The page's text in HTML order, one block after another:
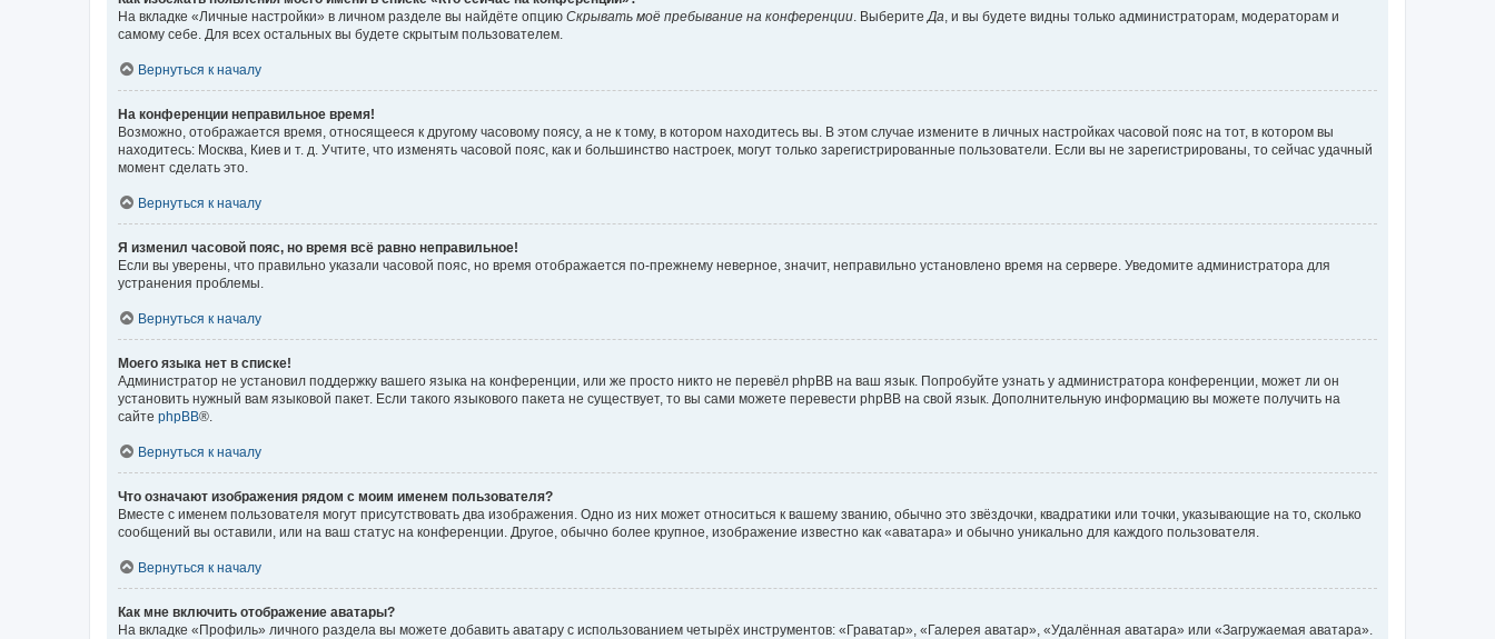
На вкладке «Личные настройки» в личном разделе вы найдёте опцию Скрывать моё пребывание на конференции. ВыберитеДа, и вы будете видны только администраторам, модераторам и
самому себе. Для всех остальных вы будете скрытым пользователем.
Вернуться к началу
На конференции неправильное время!
Возможно, отображается время, относящееся к другому часовому поясу, а не к тому, в котором находитесь вы. В этом случае измените в личных настройках часовой пояс на тот, в котором вы
находитесь: Москва, Киев и т. д. Учтите, что изменять часовой пояс, как и большинство настроек, могут только зарегистрированные пользователи. Если вы не зарегистрированы, то сейчас удачный
момент сделать это.
Вернуться к началу
Я изменил часовой пояс, но время всё равно неправильное!
Если вы уверены, что правильно указали часовой пояс, но время отображается по-прежнему неверное, значит, неправильно установлено время на сервере. Уведомите администратора для
устранения проблемы.
Вернуться к началу
Моего языка нет в списке!
Администратор не установил поддержку вашего языка на конференции, или же просто никто не перевёл phpBB на ваш язык. Попробуйте узнать у администратора конференции, может ли он
установить нужный вам языковой пакет. Если такого языкового пакета не существует, то вы сами можете перевести phpBB на свой язык. Дополнительную информацию вы можете получить на
сайте phpBB®.
Вернуться к началу
Что означают изображения рядом с моим именем пользователя?
Вместе с именем пользователя могут присутствовать два изображения. Одно из них может относиться к вашему званию, обычно это звёздочки, квадратики или точки, указывающие на то, сколько
сообщений вы оставили, или на ваш статус на конференции. Другое, обычно более крупное, изображение известно как «аватара» и обычно уникально для каждого пользователя.
Вернуться к началу
Как мне включить отображение аватары?
На вкладке «Профиль» личного раздела вы можете добавить аватару с использованием четырёх инструментов: «Граватар», «Галерея аватар», «Удалённая аватара» или «Загружаемая аватара».